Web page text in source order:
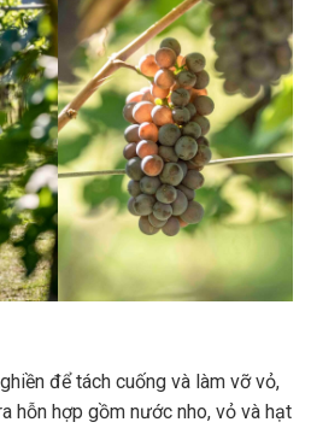
để tách cuống và làm vỡ vỏ,
hỗn hợp gồm nước nho, vỏ và hạt